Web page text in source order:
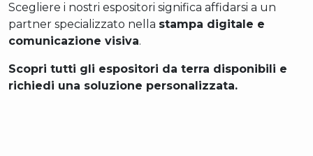
Scegliere i nostri espositori significa affidarsi a un
partner specializzato nella stampa digitale e
comunicazione visiva.
Scopri tutti gli espositori da terra disponibili e
richiedi una soluzione personalizzata.